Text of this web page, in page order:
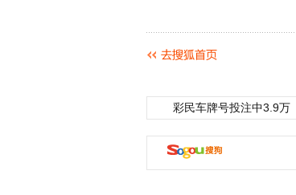
彩民车牌号投注中3.9万